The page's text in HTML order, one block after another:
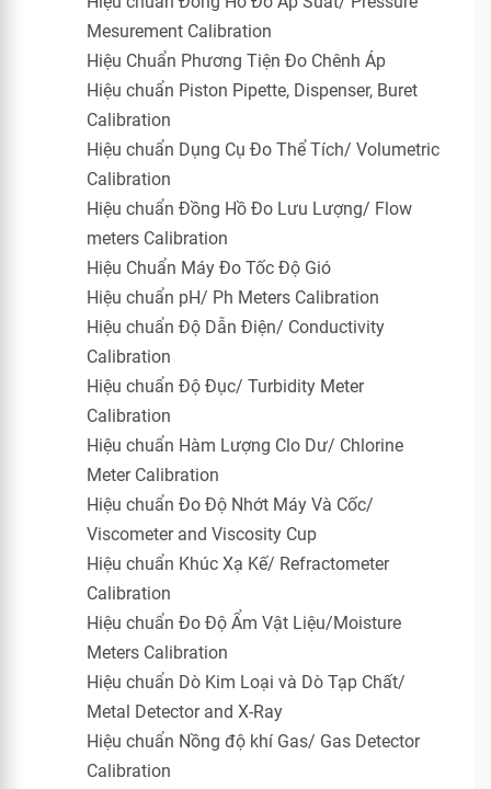
Mesurement Calibration
Hiệu Chuẩn Phương Tiện Đo Chênh Áp
Hiệu chuẩn Piston Pipette, Dispenser, Buret
Calibration
Hiệu chuẩn Dụng Cụ Đo Thể Tích/ Volumetric
Calibration
Hiệu chuẩn Đồng Hồ Đo Lưu Lượng/ Flow
meters Calibration
Hiệu Chuẩn Máy Đo Tốc Độ Gió
Hiệu chuẩn pH/ Ph Meters Calibration
Hiệu chuẩn Độ Dẫn Điện/ Conductivity
Calibration
Hiệu chuẩn Độ Đục/ Turbidity Meter
Calibration
Hiệu chuẩn Hàm Lượng Clo Dư/ Chlorine
Meter Calibration
Hiệu chuẩn Đo Độ Nhớt Máy Và Cốc/
Viscometer and Viscosity Cup
Hiệu chuẩn Khúc Xạ Kế/ Refractometer
Calibration
Hiệu chuẩn Đo Độ Ẩm Vật Liệu/Moisture
Meters Calibration
Hiệu chuẩn Dò Kim Loại và Dò Tạp Chất/
Metal Detector and X-Ray
Hiệu chuẩn Nồng độ khí Gas/ Gas Detector
Calibration